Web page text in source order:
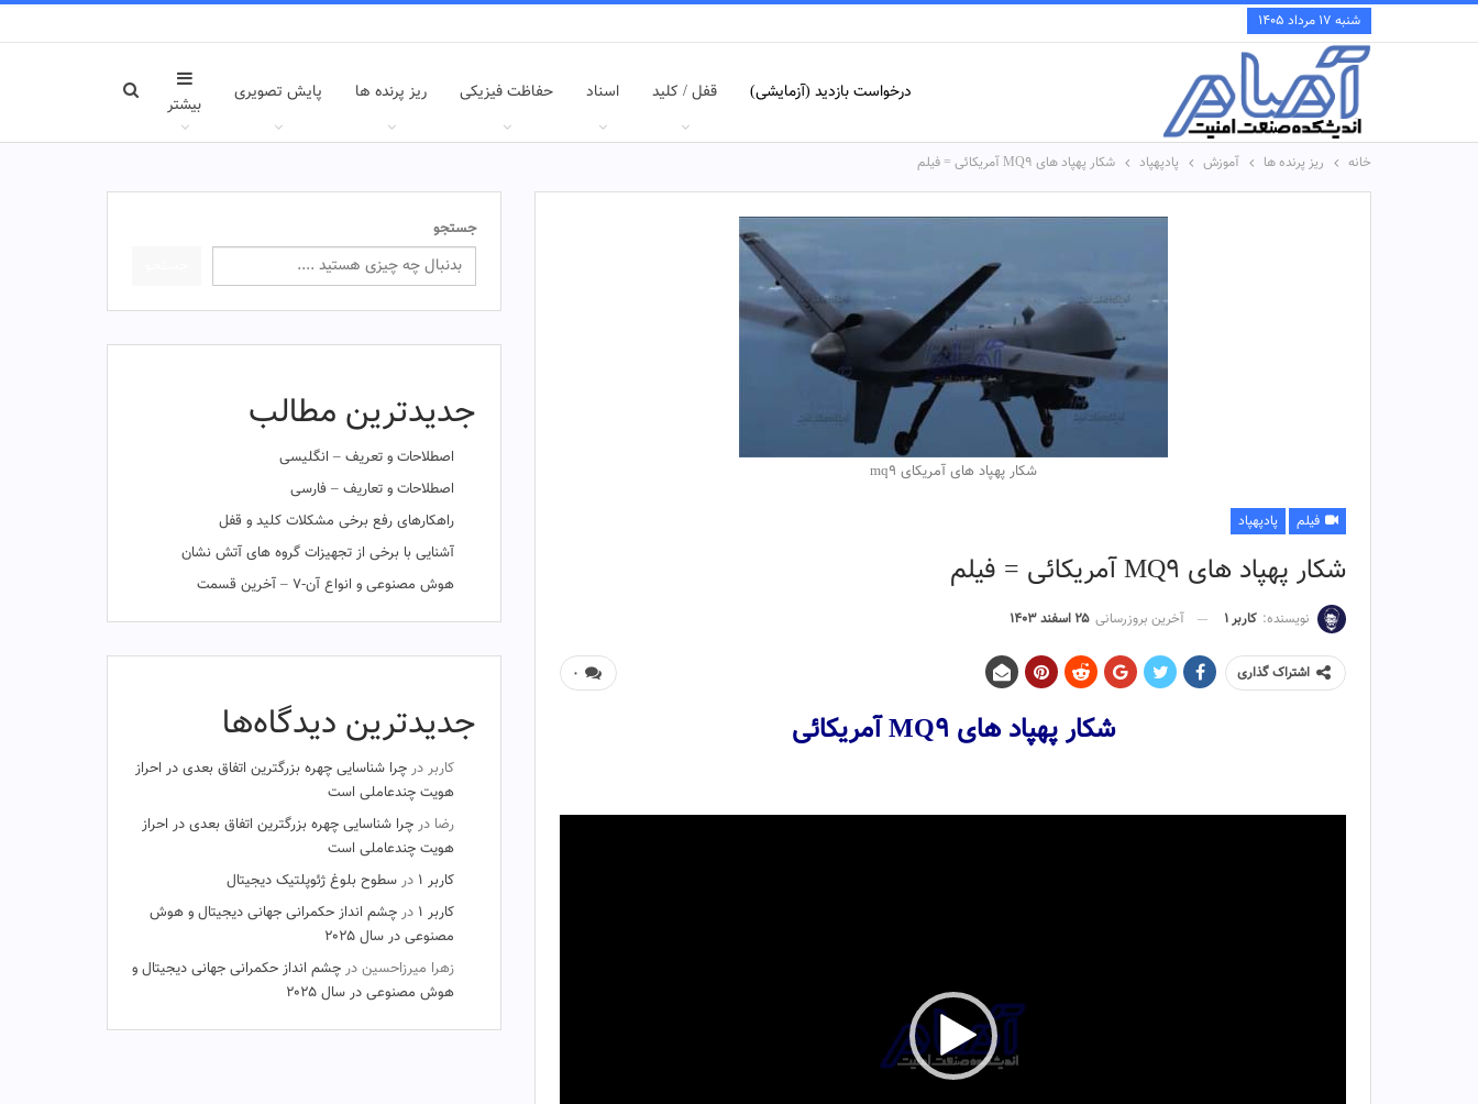
شنبه ۱۷ مرداد ۱۴۰۵
درخواست بازدید (آزمایشی) قفل / کلید اسناد حفاظت فیزیکی ریز پرنده ها پایش تصویری
بیشتر
خانه ریز پرنده ها آموزش پادپهپاد شکار پهپاد های MQ9 آمریکائی = فیلم
شکار پهپاد های آمریکای mq9
فیلم پادپهپاد
شکار پهپاد های MQ9 آمریکائی = فیلم
نویسنده: کاربر ۱ آخرین بروزرسانی ۲۵ اسفند ۱۴۰۳
۰ اشتراک گذاری
شکار پهپاد های MQ9 آمریکائی
جستجو
جدیدترین مطالب
اصطلاحات و تعریف – انگلیسی
اصطلاحات و تعاریف – فارسی
راهکارهای رفع برخی مشکلات کلید و قفل
آشنایی با برخی از تجهیزات گروه های آتش نشان
هوش مصنوعی و انواع آن-۷ – آخرین قسمت
جدیدترین دیدگاه‌ها
کاربردر چرا شناسایی چهره بزرگترین اتفاق بعدی در احراز
هویت چندعاملی است
رضا در چرا شناسایی چهره بزرگترین اتفاق بعدی در احراز
هویت چندعاملی است
کاربر ۱
در سطوح بلوغ ژئوپلتیک دیجیتال
کاربر ۱
در چشم‌ انداز حکمرانی جهانی دیجیتال و هوش
مصنوعی در سال ۲۰۲۵
زهرا میرزاحسیندر چشم‌ انداز حکمرانی جهانی دیجیتال و
هوش مصنوعی در سال ۲۰۲۵